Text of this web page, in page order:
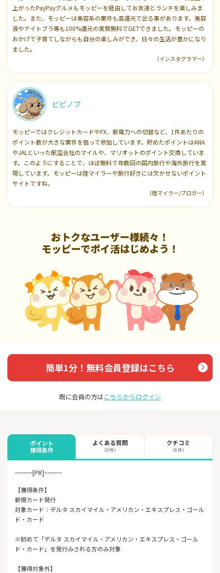
上がったPayPayグルメもモッピーを経由してお友達とランチを楽しみま
した。また、モッピーは美容系の案件も高還元で出る事があります。美容
液やナイトブラ等も100%還元の実質無料でGETできました。モッピーの
おかげで子育てしながらも自分の楽しみができ、日々の生活が豊かになり
ました。
（インスタグラマー）
ピピノブ
モッピーではクレジットカードやFX、新電力への切替など、1件あたりの
ポイント数が大きな案件を狙って参加しています。貯めたポイントはANA
やJALといった航空会社のマイルや、マリオットのポイント交換していま
す。このようにすることで、ほぼ無料で年数回の国内旅行や海外旅行を実
現しています。モッピーは陸マイラーや旅行好きには欠かせないポイント
サイトですね。
（陸マイラー/ブロガー）
おトクなユーザー様続々！
モッピーでポイ活はじめよう！
簡単1分！無料会員登録はこちら
既に会員の方はこちらからログイン
ポイント
獲得条件
よくある質問
（0件）
クチコミ
（4件）
ｰｰｰｰｰｰ[PR]ｰｰｰｰｰｰ
【獲得条件】
新規カード発行
対象カード：デルタ スカイマイル・アメリカン・エキスプレス・ゴール
ド・カード
※初めて「デルタ スカイマイル・アメリカン・エキスプレス・ゴール
ド・カード」を発行みされる方のみ対象
【獲得対象外】